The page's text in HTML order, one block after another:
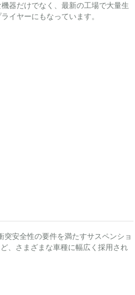
器だけでなく、最新の工場で大量生
イヤーにもなっています。
安全性の要件を満たすサスペンショ
、さまざまな車種に幅広く採用され